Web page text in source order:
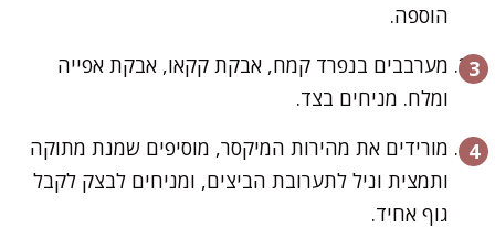
הוספה.
מערבבים בנפרד קמח, אבקת קקאו, אבקת אפייה
ומלח. מניחים בצד.
מורידים את מהירות המיקסר, מוסיפים שמנת מתוקה
ותמצית וניל לתערובת הביצים, ומניחים לבצק לקבל
גוף אחיד.